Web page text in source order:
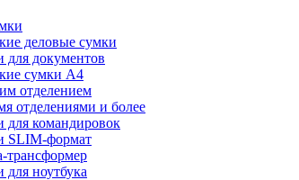
деловые сумки
для документов
сумки А4
отделением
отделениями и более
для командировок
SLIM-формат
трансформер
ноутбука